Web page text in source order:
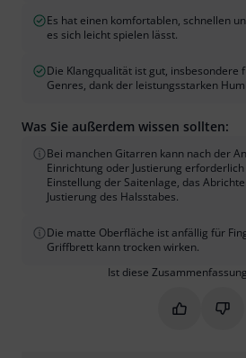
Es hat einen komfortablen, schnellen
es sich leicht spielen lässt.
Die Klangqualität ist gut, insbesondere
Genres, dank der leistungsstarken
Was Sie außerdem wissen sollten:
Bei manchen Gitarren kann nach der
Einrichtung oder Justierung erforderlich
Einstellung der Saitenlage, das
Justierung des Halsstabes.
Die matte Oberfläche ist anfällig für
Griffbrett kann trocken wirken.
Ist diese
Markieren